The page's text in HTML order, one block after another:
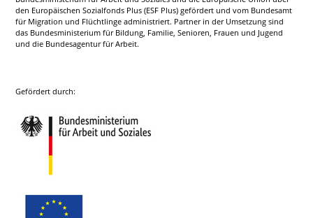
den Europäischen Sozialfonds Plus (ESF Plus) gefördert und vom Bundesamt
für Migration und Flüchtlinge administriert. Partner in der Umsetzung sind
das Bundesministerium für Bildung, Familie, Senioren, Frauen und Jugend
und die Bundesagentur für Arbeit.
Gefördert durch: